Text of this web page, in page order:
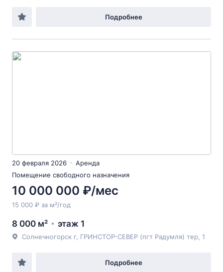
Подробнее
20 февраля 2026
Аренда
Помещение свободного назначения
10 000 000 ₽/мес
15 000 ₽ за м²/год
8 000 м² этаж 1
Солнечногорск г, ГРИНСТОР-СЕВЕР (пгт Радумля) тер, 1
Подробнее